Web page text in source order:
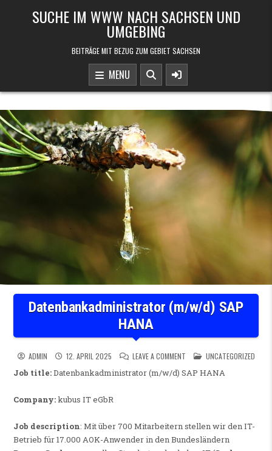
SUCHE IM WWW NACH SACHSEN UND
UMGEBING
BEITRÄGE MIT BEZUG ZUM GEBIET SACHSEN
MENU
Datenbankadministrator (m/w/d) SAP
HANA
ADMIN 12. APRIL 2025 LEAVE A COMMENTON POSTED IN
UNCATEGORIZED
Job title:Datenbankadministrator (m/w/d) SAP HANA
Company:kubus IT eGbR
Job description: Mit über 700 Mitarbeitern stellen wir den IT-
Betrieb für 17.000 AOK-Anwender in den Bundesländern